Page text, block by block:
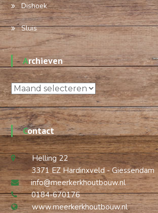
Dishoek
Sluis
Archieven
Archieven
Contact
Helling 22
3371 EZ Hardinxveld - Giessendam
info@meerkerkhoutbouw.nl
0184-670176
www.meerkerkhoutbouw.nl